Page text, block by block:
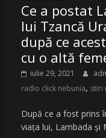
Ce a postat
lui Tzancă
după ce
cu o altă
iulie 29, 2021
radio click nebunia, stiri
După ce a fost prins
viața lui, Lambada și